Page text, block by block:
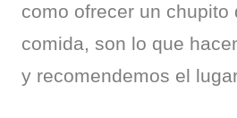
como ofrecer un chupito
comida, son lo que
y recomendemos el